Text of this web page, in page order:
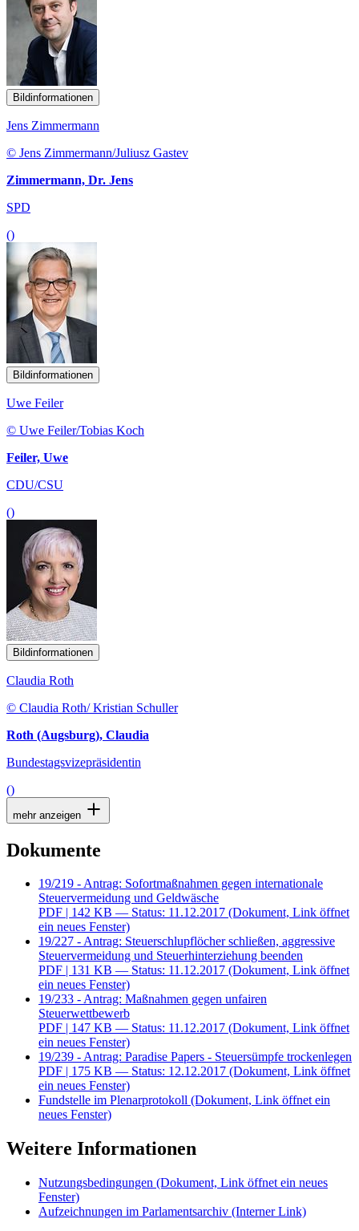
Bildinformationen
Jens Zimmermann
© Jens Zimmermann/Juliusz Gastev
Zimmermann, Dr. Jens
SPD
()
Bildinformationen
Uwe Feiler
© Uwe Feiler/Tobias Koch
Feiler, Uwe
CDU/CSU
()
Bildinformationen
Claudia Roth
© Claudia Roth/ Kristian Schuller
Roth (Augsburg), Claudia
Bundestagsvizepräsidentin
()
mehr anzeigen
Dokumente
19/219 - Antrag: Sofortmaßnahmen gegen internationale
Steuervermeidung und Geldwäsche
PDF | 142 KB — Status: 11.12.2017 (Dokument, Link öffnet
ein neues Fenster)
19/227 - Antrag: Steuerschlupflöcher schließen, aggressive
Steuervermeidung und Steuerhinterziehung beenden
PDF | 131 KB — Status: 11.12.2017 (Dokument, Link öffnet
ein neues Fenster)
19/233 - Antrag: Maßnahmen gegen unfairen
Steuerwettbewerb
PDF | 147 KB — Status: 11.12.2017 (Dokument, Link öffnet
ein neues Fenster)
19/239 - Antrag: Paradise Papers - Steuersümpfe trockenlegen
PDF | 175 KB — Status: 12.12.2017 (Dokument, Link öffnet
ein neues Fenster)
Fundstelle im Plenarprotokoll (Dokument, Link öffnet ein
neues Fenster)
Weitere Informationen
Nutzungsbedingungen (Dokument, Link öffnet ein neues
Fenster)
Aufzeichnungen im Parlamentsarchiv (Interner Link)